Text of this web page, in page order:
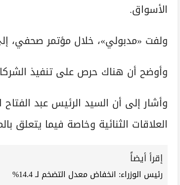
الأسواق.
ولفت «مدبولي»، خلال مؤتمر صحفي،
وأوضح أن هناك حرص على تنفيذ
وأشار إلى أن السيد الرئيس عبد
العلاقات الثنائية وخاصة فيما يتعلق
إقرأ أيضاً
رئيس الوزراء: انخفاض معدل التضخم لـ 14.4%